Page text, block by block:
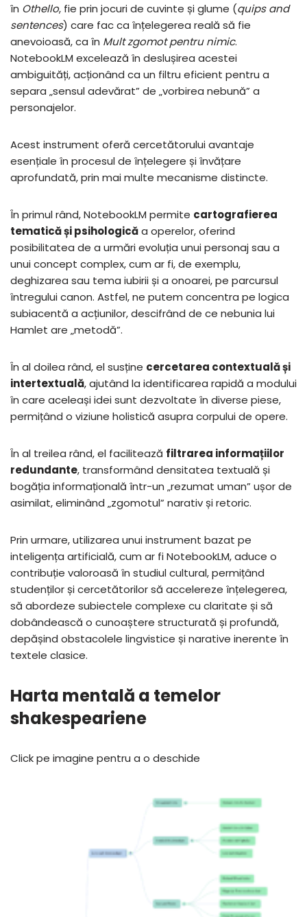
în Othello, fie prin jocuri de cuvinte și glume (quips and
sentences) care fac ca înțelegerea reală să fie
anevoioasă, ca în Mult zgomot pentru nimic.
NotebookLM excelează în deslușirea acestei
ambiguități, acționând ca un filtru eficient pentru a
separa „sensul adevărat” de „vorbirea nebună” a
personajelor.
Acest instrument oferă cercetătorului avantaje
esențiale în procesul de înțelegere și învățare
aprofundată, prin mai multe mecanisme distincte.
În primul rând, NotebookLM permite cartografierea
tematică și psihologicăa operelor, oferind
posibilitatea de a urmări evoluția unui personaj sau a
unui concept complex, cum ar fi, de exemplu,
deghizarea sau tema iubirii și a onoarei, pe parcursul
întregului canon. Astfel, ne putem concentra pe logica
subiacentă a acțiunilor, descifrând de ce nebunia lui
Hamlet are „metodă”.
În al doilea rând, el susține cercetarea contextuală și
intertextuală, ajutând la identificarea rapidă a modului
în care aceleași idei sunt dezvoltate în diverse piese,
permițând o viziune holistică asupra corpului de opere.
În al treilea rând, el facilitează filtrarea informațiilor
redundante, transformând densitatea textuală și
bogăția informațională într-un „rezumat uman” ușor de
asimilat, eliminând „zgomotul” narativ și retoric.
Prin urmare, utilizarea unui instrument bazat pe
inteligența artificială, cum ar fi NotebookLM, aduce o
contribuție valoroasă în studiul cultural, permițând
studenților și cercetătorilor să accelereze înțelegerea,
să abordeze subiectele complexe cu claritate și să
dobândească o cunoaștere structurată și profundă,
depășind obstacolele lingvistice și narative inerente în
textele clasice.
Harta mentală a temelor
shakespeariene
Click pe imagine pentru a o deschide